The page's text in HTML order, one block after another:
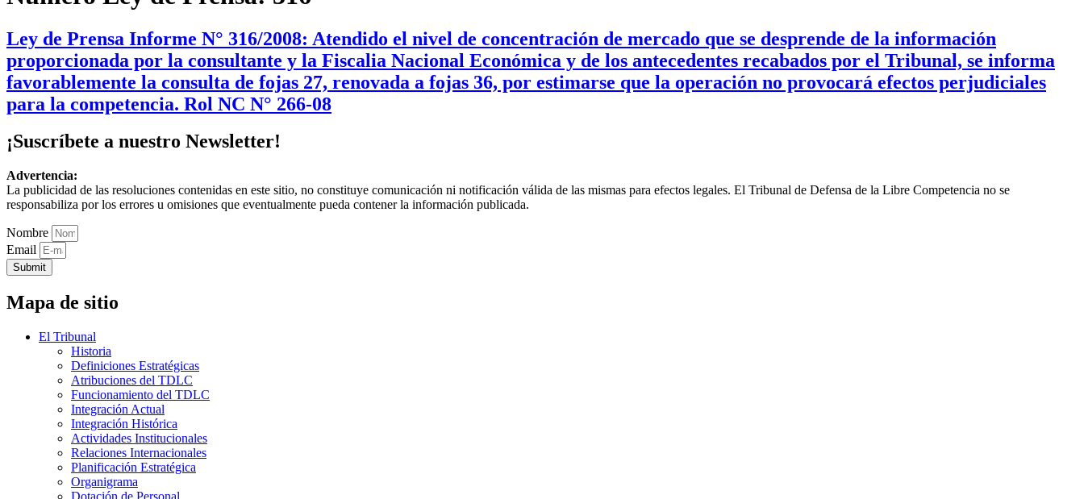
Ley de Prensa Informe N° 316/2008: Atendido el nivel de concentración de mercado que se desprende de la información
proporcionada por la consultante y la Fiscalia Nacional Económica y de los antecedentes recabados por el Tribunal, se informa
favorablemente la consulta de fojas 27, renovada a fojas 36, por estimarse que la operación no provocará efectos perjudiciales
para la competencia. Rol NC N° 266-08
¡Suscríbete a nuestro Newsletter!
Advertencia:
La publicidad de las resoluciones contenidas en este sitio, no constituye comunicación ni notificación válida de las mismas para efectos legales. El Tribunal de Defensa de la Libre Competencia no se
responsabiliza por los errores u omisiones que eventualmente pueda contener la información publicada.
Nombre
Email
Submit
Mapa de sitio
El Tribunal
Historia
Definiciones Estratégicas
Atribuciones del TDLC
Funcionamiento del TDLC
Integración Actual
Integración Histórica
Actividades Institucionales
Relaciones Internacionales
Planificación Estratégica
Organigrama